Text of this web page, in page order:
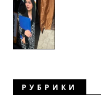
РУБРИКИ